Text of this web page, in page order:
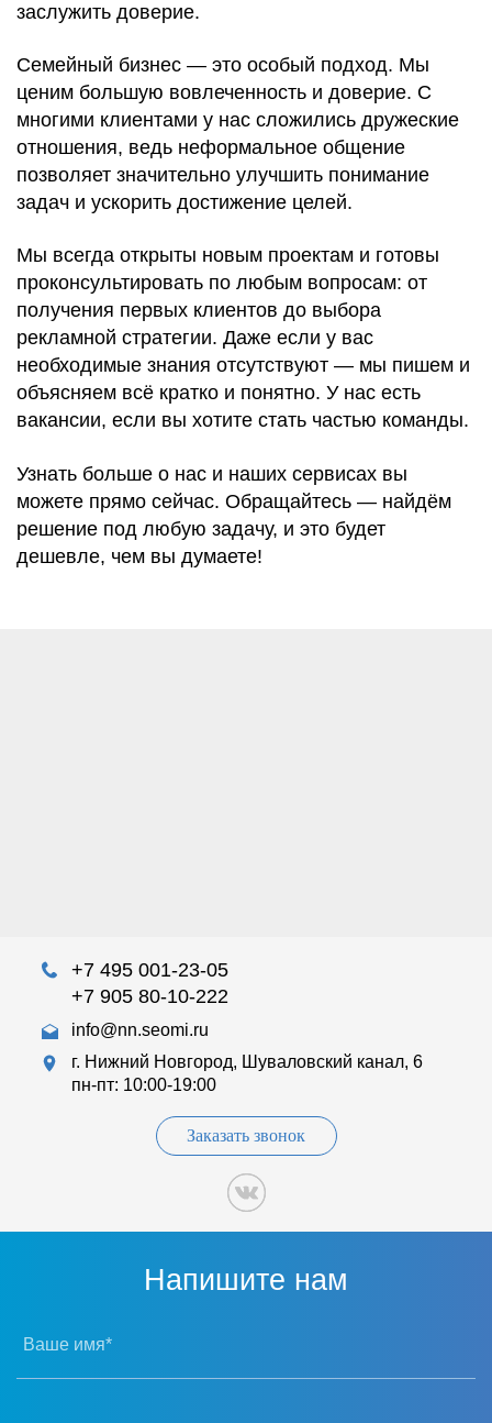
заслужить доверие.
Семейный бизнес — это особый подход. Мы
ценим большую вовлеченность и доверие. С
многими клиентами у нас сложились дружеские
отношения, ведь неформальное общение
позволяет значительно улучшить понимание
задач и ускорить достижение целей.
Мы всегда открыты новым проектам и готовы
проконсультировать по любым вопросам: от
получения первых клиентов до выбора
рекламной стратегии. Даже если у вас
необходимые знания отсутствуют — мы пишем и
объясняем всё кратко и понятно. У нас есть
вакансии, если вы хотите стать частью команды.
Узнать больше о нас и наших сервисах вы
можете прямо сейчас. Обращайтесь — найдём
решение под любую задачу, и это будет
дешевле, чем вы думаете!
+7 495 001-23-05
+7 905 80-10-222
info@nn.seomi.ru
г. Нижний Новгород, Шуваловский канал, 6
пн-пт: 10:00-19:00
Заказать звонок
Напишите нам
Ваше имя*